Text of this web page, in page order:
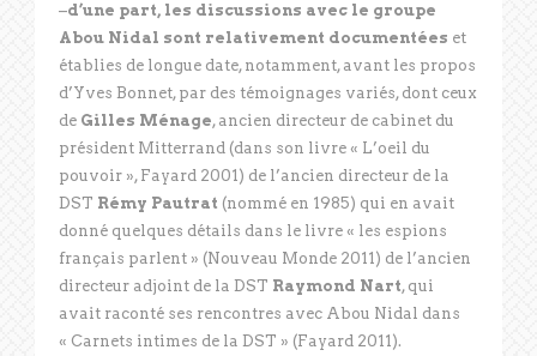
–d’une part, les discussions avec le groupe
Abou Nidal sont relativement documentées et
établies de longue date, notamment, avant les propos
d’Yves Bonnet, par des témoignages variés, dont ceux
de Gilles Ménage, ancien directeur de cabinet du
président Mitterrand (dans son livre « L’oeil du
pouvoir », Fayard 2001) de l’ancien directeur de la
DST Rémy Pautrat (nommé en 1985) qui en avait
donné quelques détails dans le livre « les espions
français parlent » (Nouveau Monde 2011) de l’ancien
directeur adjoint de la DST Raymond Nart, qui
avait raconté ses rencontres avec Abou Nidal dans
« Carnets intimes de la DST » (Fayard 2011).